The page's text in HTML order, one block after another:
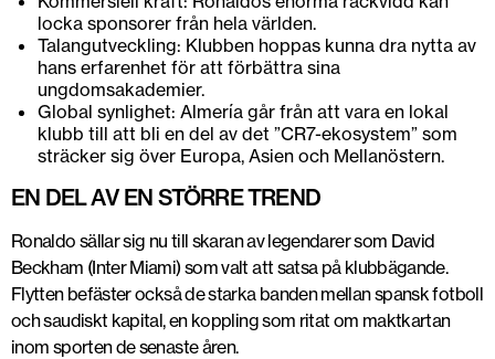
locka sponsorer från hela världen.
Talangutveckling: Klubben hoppas kunna dra nytta av
hans erfarenhet för att förbättra sina
ungdomsakademier.
Global synlighet: Almería går från att vara en lokal
klubb till att bli en del av det ”CR7-ekosystem” som
sträcker sig över Europa, Asien och Mellanöstern.
EN DEL AV EN STÖRRE TREND
Ronaldo sällar sig nu till skaran av legendarer som David
Beckham (Inter Miami) som valt att satsa på klubbägande.
Flytten befäster också de starka banden mellan spansk fotboll
och saudiskt kapital, en koppling som ritat om maktkartan
inom sporten de senaste åren.